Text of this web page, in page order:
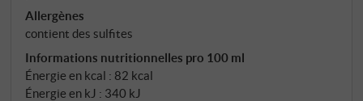
Allergènes
contient des sulfites
Informations nutritionnelles pro 100 ml
Énergie en kcal : 82 kcal
Énergie en kJ : 340 kJ